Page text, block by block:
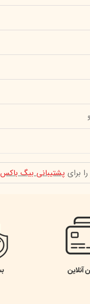
برای پشتیبانی بیگ باکس